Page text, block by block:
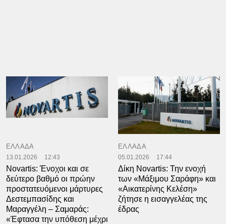
ΕΛΛΑΔΑ
13.01.2026 12:43
Novartis: Ένοχοι και σε
δεύτερο βαθμό οι πρώην
προστατευόμενοι μάρτυρες
Δεστεμπασίδης και
Μαραγγέλη – Σαμαράς:
«Έφτασα την υπόθεση μέχρι
ΕΛΛΑΔΑ
05.01.2026 17:44
Δίκη Novartis: Την ενοχή
των «Μάξιμου Σαράφη» και
«Αικατερίνης Κελέση»
ζήτησε η εισαγγελέας της
έδρας